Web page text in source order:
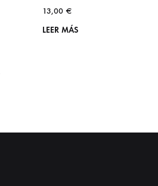
13,00 €
LEER MÁS